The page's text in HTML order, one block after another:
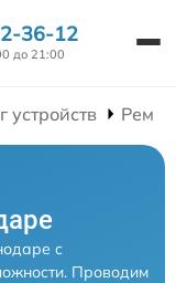
36-12
до 21:00
устройств
с
Проводим